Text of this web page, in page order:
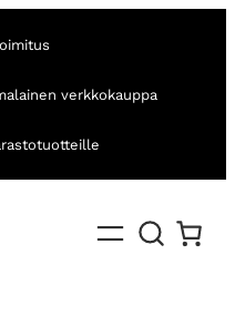
verkkokauppa